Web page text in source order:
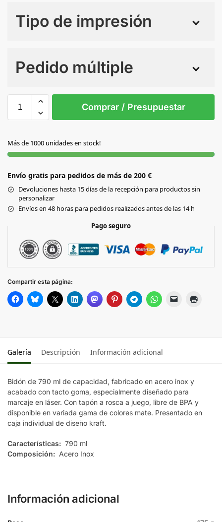
Tipo de impresión
Pedido múltiple
S/T
GRIS
MARINO
NEGRO
Comprar / Presupuestar
Más de 1000 unidades en stock!
Envío gratis para pedidos de más de 200 €
Devoluciones hasta 15 días de la recepción para productos sin
personalizar
Envíos en 48 horas para pedidos realizados antes de las 14 h
Pago seguro
Compartir esta página:
Galería Descripción Información adicional
Bidón de 790 ml de capacidad, fabricado en acero inox y
acabado con tacto goma, especialmente diseñado para
marcaje en láser. Con tapón a rosca a juego, libre de BPA y
disponible en variada gama de colores mate. Presentado en
caja individual de diseño kraft.
Características: 790 ml
Composición: Acero Inox
Información adicional